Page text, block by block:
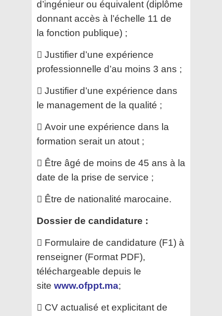
d’ingénieur ou équivalent (diplôme
donnant accès à l’échelle 11 de
la fonction publique) ;
 Justifier d’une expérience
professionnelle d’au moins 3 ans ;
 Justifier d’une expérience dans
le management de la qualité ;
 Avoir une expérience dans la
formation serait un atout ;
 Être âgé de moins de 45 ans à la
date de la prise de service ;
 Être de nationalité marocaine.
Dossier de candidature :
 Formulaire de candidature (F1) à
renseigner (Format PDF),
téléchargeable depuis le
site www.ofppt.ma;
 CV actualisé et explicitant de